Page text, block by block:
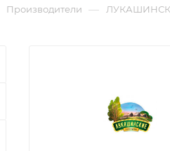
Производители —